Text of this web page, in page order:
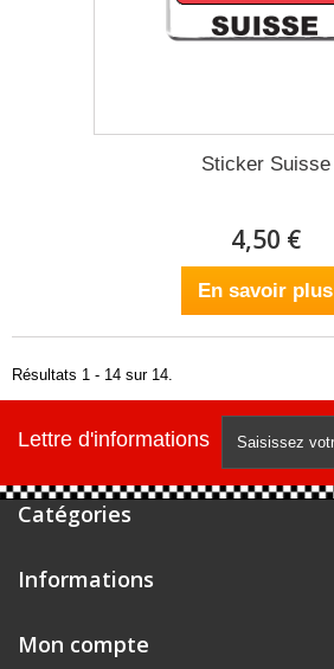
Sticker Suisse
4,50 €
En savoir plus
Résultats 1 - 14 sur 14.
Lettre d'informations
Catégories
Informations
Mon compte